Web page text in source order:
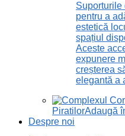
Suporturile
pentru a
estetică
spațiul
Aceste
expunere
creșterea
elegantă a
PiratilorAdaugă
Despre noi